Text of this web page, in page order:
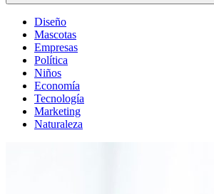
Diseño
Mascotas
Empresas
Política
Niños
Economía
Tecnología
Marketing
Naturaleza